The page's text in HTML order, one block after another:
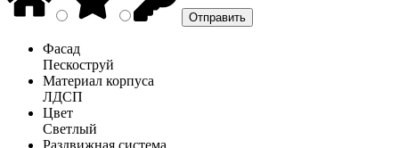
Фасад
Пескоструй
Материал корпуса
ЛДСП
Цвет
Светлый
Раздвижная система